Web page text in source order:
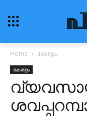
Home കേരളം
കേരളം